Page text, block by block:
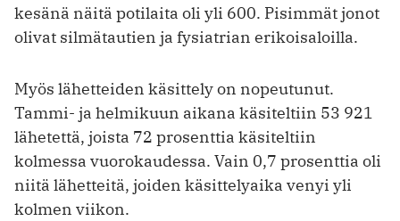
kesänä näitä potilaita oli yli 600. Pisimmät jonot
olivat silmätautien ja fysiatrian erikoisaloilla.
Myös lähetteiden käsittely on nopeutunut.
Tammi- ja helmikuun aikana käsiteltiin 53 921
lähetettä, joista 72 prosenttia käsiteltiin
kolmessa vuorokaudessa. Vain 0,7 prosenttia oli
niitä lähetteitä, joiden käsittelyaika venyi yli
kolmen viikon.